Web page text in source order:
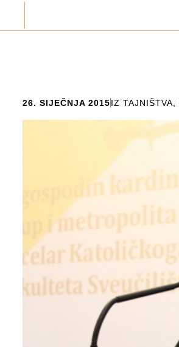
26. SIJEČNJA 2015IZ TAJNIŠTVA